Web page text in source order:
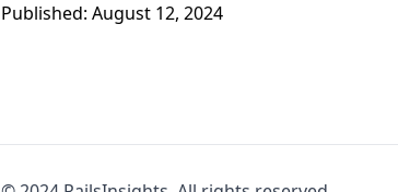
Published: August 12, 2024